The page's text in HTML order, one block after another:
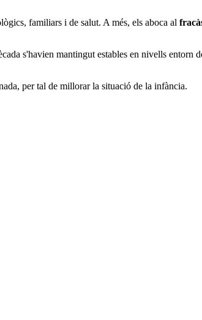
familiars i de salut. A més, els aboca al
s'havien mantingut estables en nivells
per tal de millorar la situació de la infància.